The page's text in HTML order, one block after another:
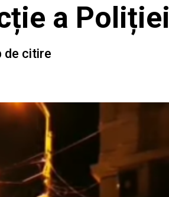
a Poliției
de citire